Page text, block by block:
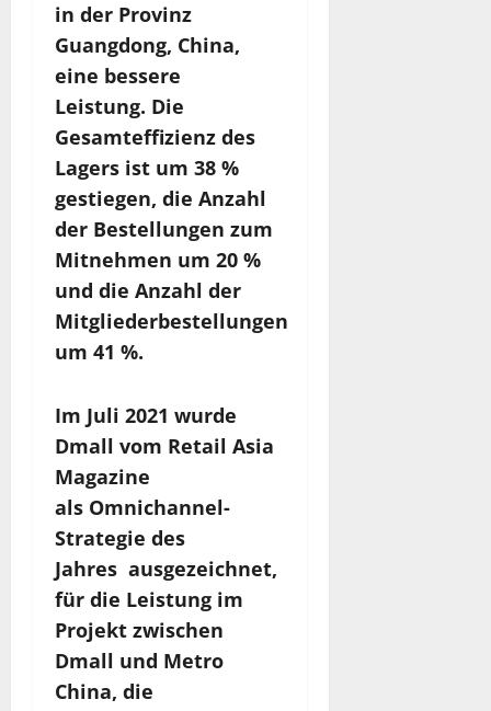
in der Provinz
Guangdong, China,
eine bessere
Leistung. Die
Gesamteffizienz des
Lagers ist um 38 %
gestiegen, die Anzahl
der Bestellungen zum
Mitnehmen um 20 %
und die Anzahl der
Mitgliederbestellungen
um 41 %.
Im Juli 2021 wurde
Dmall vom Retail Asia
Magazine
als Omnichannel-
Strategie des
Jahres ausgezeichnet,
für die Leistung im
Projekt zwischen
Dmall und Metro
China, die